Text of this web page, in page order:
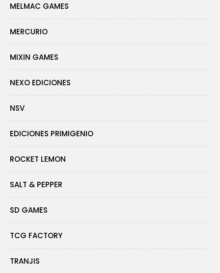
MELMAC GAMES
MERCURIO
MIXIN GAMES
NEXO EDICIONES
NSV
EDICIONES PRIMIGENIO
ROCKET LEMON
SALT & PEPPER
SD GAMES
TCG FACTORY
TRANJIS